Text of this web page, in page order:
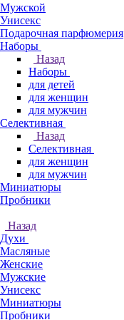
Мужской
Унисекс
Подарочная парфюмерия
Наборы
Назад
Наборы
для детей
для женщин
для мужчин
Селективная
Назад
Селективная
для женщин
для мужчин
Миниатюры
Пробники
Назад
Духи
Масляные
Женские
Мужские
Унисекс
Миниатюры
Пробники